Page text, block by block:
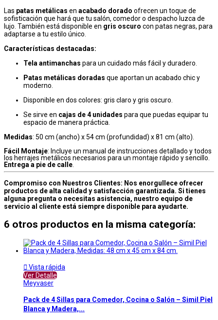
Las patas metálicas en acabado dorado ofrecen un toque de
sofisticación que hará que tu salón, comedor o despacho luzca de
lujo. También está disponible en gris oscuro con patas negras, para
adaptarse a tu estilo único.
Características destacadas:
Tela antimanchas para un cuidado más fácil y duradero.
Patas metálicas doradas que aportan un acabado chic y
moderno.
Disponible en dos colores: gris claro y gris oscuro.
Se sirve en cajas de 4 unidades para que puedas equipar tu
espacio de manera práctica.
Medidas: 50 cm (ancho) x 54 cm (profundidad) x 81 cm (alto).
Fácil Montaje: Incluye un manual de instrucciones detallado y todos
los herrajes metálicos necesarios para un montaje rápido y sencillo.
Entrega a pie de calle
Compromiso con Nuestros Clientes: Nos enorgullece ofrecer
productos de alta calidad y satisfacción garantizada. Si tienes
alguna pregunta o necesitas asistencia, nuestro equipo de
servicio al cliente está siempre disponible para ayudarte.
6 otros productos en la misma categoría:
 Vista rápida
Ver Detalle
Meyvaser
Pack de 4 Sillas para Comedor, Cocina o Salón – Simil Piel
Blanca y Madera,...